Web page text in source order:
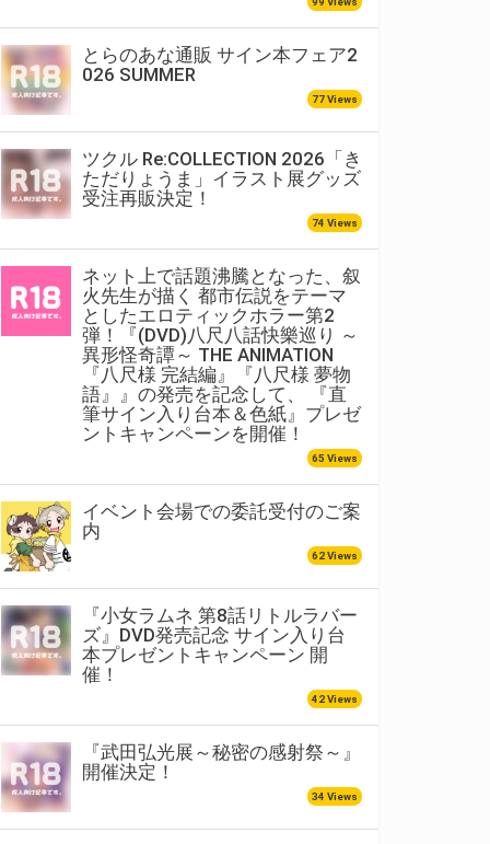
とらのあな通販 サイン本フェア2
026 SUMMER
77 Views
ツクル Re:COLLECTION 2026「き
ただりょうま」イラスト展グッズ
受注再販決定！
74 Views
ネット上で話題沸騰となった、叙
火先生が描く 都市伝説をテーマ
としたエロティックホラー第2
弾！『(DVD)八尺八話快樂巡り ～
異形怪奇譚～ THE ANIMATION
『八尺様 完結編』『八尺様 夢物
語』』の発売を記念して、 『直
筆サイン入り台本＆色紙』プレゼ
ントキャンペーンを開催！
65 Views
イベント会場での委託受付のご案
内
62 Views
『小女ラムネ 第8話リトルラバー
ズ』DVD発売記念 サイン入り台
本プレゼントキャンペーン 開
催！
42 Views
『武田弘光展～秘密の感射祭～』
開催決定！
34 Views